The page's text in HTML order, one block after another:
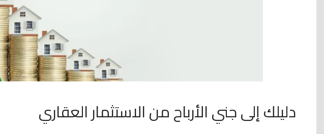
دليلك إلى جني الأرباح من الاستثمار العقاري